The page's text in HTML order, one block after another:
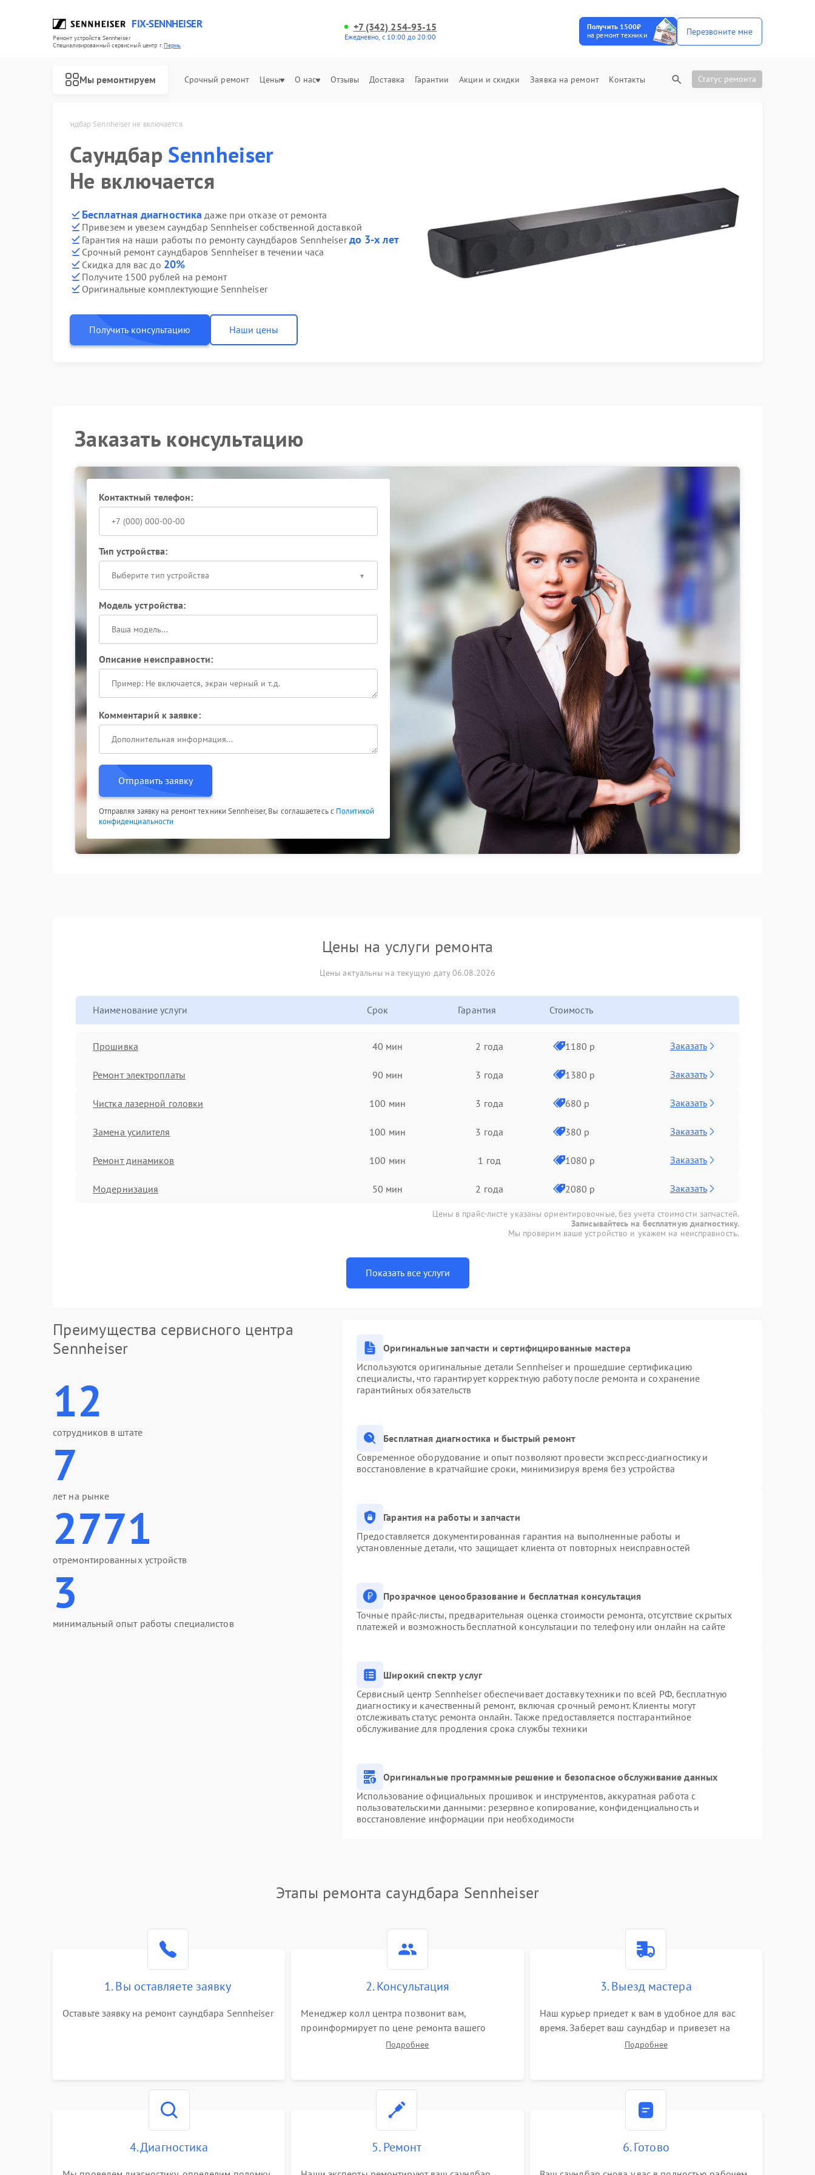
FIX-SENNHEISER
Ремонт устройств Sennheiser
Специализированный cервисный центр г.Пермь
+7 (342) 254-93-15
Ежедневно, с 10:00 до 20:00
Получить 1500₽
на ремонт техники
Перезвоните мне
Мы ремонтируем Срочный ремонт Цены О нас Отзывы Доставка Гарантии Акции и скидки Заявка на ремонт Контакты Статус ремонта
Саундбар Sennheiser не включается
Саундбар Sennheiser
Не включается
Бесплатная диагностика даже при отказе от ремонта
Привезем и увезем саундбар Sennheiser собственной доставкой
Гарантия на наши работы по ремонту саундбаров Sennheiserдо 3-х лет
Срочный ремонт саундбаров Sennheiser в течении часа
Скидка для вас до 20%
Получите 1500 рублей на ремонт
Оригинальные комплектующие Sennheiser
Получить консультацию Наши цены
Заказать консультацию
Контактный телефон:
Тип устройства:
Выберите тип устройства
Модель устройства:
Описание неисправности:
Комментарий к заявке:
Отправить заявку
Отправляя заявку на ремонт техники Sennheiser, Вы соглашаетесь с Политикой
конфиденциальности
Цены на услуги ремонта
Цены актуальны на текущую дату 06.08.2026
Наименование услуги Срок Гарантия Стоимость
Прошивка 40 мин 2 года 1180 р Заказать
Ремонт электроплаты 90 мин 3 года 1380 р Заказать
Чистка лазерной головки 100 мин 3 года 680 р Заказать
Замена усилителя 100 мин 3 года 380 р Заказать
Ремонт динамиков 100 мин 1 год 1080 р Заказать
Модернизация 50 мин 2 года 2080 р Заказать
Цены в прайс-листе указаны ориентировочные, без учета стоимости запчастей.
Записывайтесь на бесплатную диагностику.
Мы проверим ваше устройство и укажем на неисправность.
Показать все услуги
Преимущества сервисного центра
Sennheiser
12
сотрудников в штате
7
лет на рынке
2771
отремонтированных устройств
3
минимальный опыт работы специалистов
Оригинальные запчасти и сертифицированные мастера
Используются оригинальные детали Sennheiser и прошедшие сертификацию
специалисты, что гарантирует корректную работу после ремонта и сохранение
гарантийных обязательств
Бесплатная диагностика и быстрый ремонт
Современное оборудование и опыт позволяют провести экспресс-диагностику и
восстановление в кратчайшие сроки, минимизируя время без устройства
Гарантия на работы и запчасти
Предоставляется документированная гарантия на выполненные работы и
установленные детали, что защищает клиента от повторных неисправностей
Прозрачное ценообразование и бесплатная консультация
Точные прайс-листы, предварительная оценка стоимости ремонта, отсутствие скрытых
платежей и возможность бесплатной консультации по телефону или онлайн на сайте
Широкий спектр услуг
Сервисный центр Sennheiser обеспечивает доставку техники по всей РФ, бесплатную
диагностику и качественный ремонт, включая срочный ремонт. Клиенты могут
отслеживать статус ремонта онлайн. Также предоставляется постгарантийное
обслуживание для продления срока службы техники
Оригинальные программные решение и безопасное обслуживание данных
Использование официальных прошивок и инструментов, аккуратная работа с
пользовательскими данными: резервное копирование, конфиденциальность и
восстановление информации при необходимости
Этапы ремонта саундбара Sennheiser
1. Вы оставляете заявку
Оставьте заявку на ремонт саундбара Sennheiser
2. Консультация
Менеджер колл центра позвонит вам,
проинформирует по цене ремонта вашего
саундбара а также ответит на все ваши вопросы.
Подробнее
3. Выезд мастера
Наш курьер приедет к вам в удобное для вас
время. Заберет ваш саундбар и привезет на
склад для диагностики.Подробнее
4. Диагностика 5. Ремонт 6. Готово